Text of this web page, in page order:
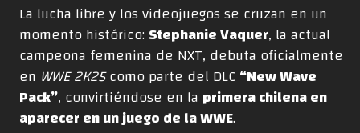
La lucha libre y los videojuegos se cruzan en un
momento histórico: Stephanie Vaquer, la actual
campeona femenina de NXT, debuta oficialmente
en WWE 2K25como parte del DLC“New Wave
Pack”, convirtiéndose en la primera chilena en
aparecer en un juego de la WWE.